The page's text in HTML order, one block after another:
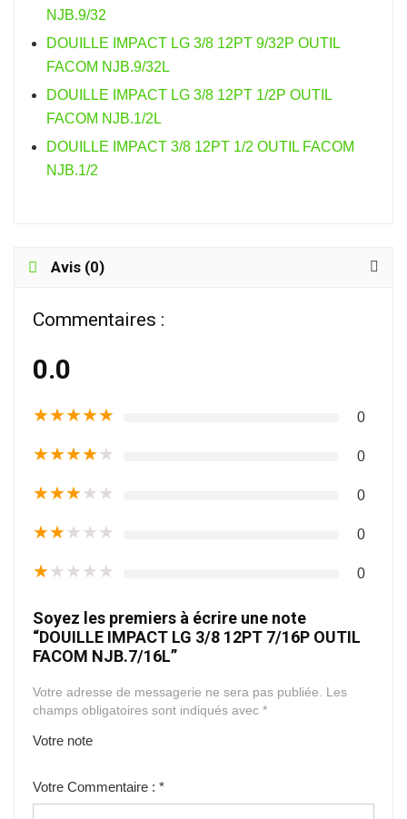
NJB.9/32
DOUILLE IMPACT LG 3/8 12PT 9/32P OUTIL
FACOM NJB.9/32L
DOUILLE IMPACT LG 3/8 12PT 1/2P OUTIL
FACOM NJB.1/2L
DOUILLE IMPACT 3/8 12PT 1/2 OUTIL FACOM
NJB.1/2
Avis (0)
Commentaires :
0.0
★★★★★ 0
★★★★★ 0
★★★★★ 0
★★★★★ 0
★★★★★ 0
Soyez les premiers à écrire une note
“DOUILLE IMPACT LG 3/8 12PT 7/16P OUTIL
FACOM NJB.7/16L”
Votre adresse de messagerie ne sera pas publiée. Les
champs obligatoires sont indiqués avec *
Votre note
Votre Commentaire : *